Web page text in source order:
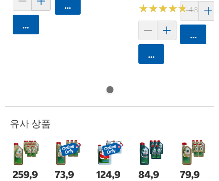
카트에 담기
카트에 담기 ★★★★★
★★★★★4.8 (250)
카트에 담기
카트에
유사 상품
259,9
73,9
124,9
84,9
79,9